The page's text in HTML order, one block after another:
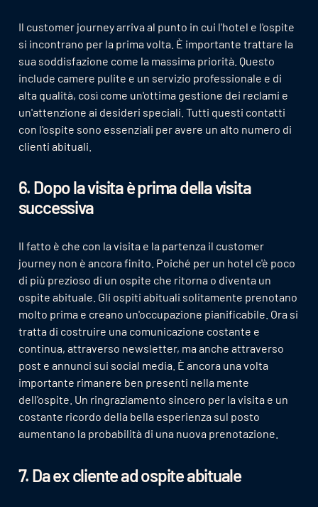
Il customer journey arriva al punto in cui l'hotel e l'ospite
si incontrano per la prima volta. È importante trattare la
sua soddisfazione come la massima priorità. Questo
include camere pulite e un servizio professionale e di
alta qualità, così come un'ottima gestione dei reclami e
un'attenzione ai desideri speciali. Tutti questi contatti
con l'ospite sono essenziali per avere un alto numero di
clienti abituali.
6. Dopo la visita è prima della visita
successiva
Il fatto è che con la visita e la partenza il customer
journey non è ancora finito. Poiché per un hotel c'è poco
di più prezioso di un ospite che ritorna o diventa un
ospite abituale. Gli ospiti abituali solitamente prenotano
molto prima e creano un'occupazione pianificabile. Ora si
tratta di costruire una comunicazione costante e
continua, attraverso newsletter, ma anche attraverso
post e annunci sui social media. È ancora una volta
importante rimanere ben presenti nella mente
dell'ospite. Un ringraziamento sincero per la visita e un
costante ricordo della bella esperienza sul posto
aumentano la probabilità di una nuova prenotazione.
7. Da ex cliente ad ospite abituale